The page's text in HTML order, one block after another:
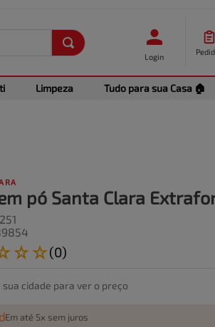
Login
Limpeza Tudo para sua Casa 🏠
pó Santa Clara
☆☆(0)
sua cidade para ver o preço
Em até 5x sem juros